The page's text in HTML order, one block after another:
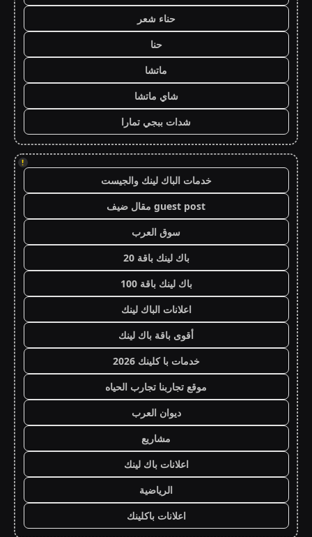
حناء شعر
حنا
ماتشا
شاي ماتشا
شدات ببجي تمارا
!
خدمات الباك لينك والجيست
guest post مقال ضيف
سوق العرب
باك لينك باقة 20
باك لينك باقة 100
اعلانات الباك لينك
أقوى باقة باك لينك
خدمات با كلينك 2026
موقع تجاربنا تجارب الحياه
ديوان العرب
مشاريع
اعلانات باك لينك
الرياضية
اعلانات باكلينك